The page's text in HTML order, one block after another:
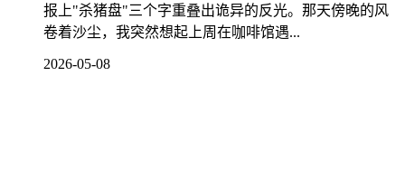
报上"杀猪盘"三个字重叠出诡异的反光。那天傍晚的风
卷着沙尘，我突然想起上周在咖啡馆遇...
2026-05-08